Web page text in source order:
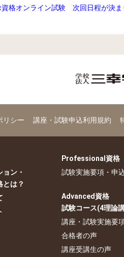
資格オンライン試験 次回日程が決ま
リシー 講座・試験申込利用規約
ン・
とは？
Professional資格
試験実施要項・申
Advanced資格
試験コース(4理論
講座・試験実施要
合格者の声
講座受講生の声